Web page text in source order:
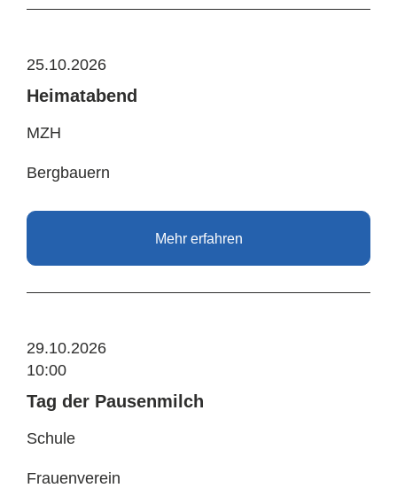
25.10.2026
Heimatabend
MZH
Bergbauern
Mehr erfahren
29.10.2026
10:00
Tag der Pausenmilch
Schule
Frauenverein